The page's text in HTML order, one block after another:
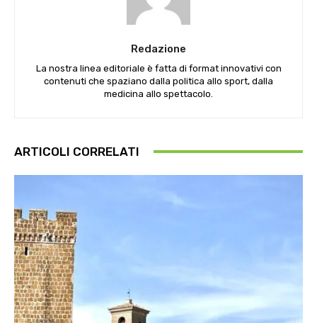
Redazione
La nostra linea editoriale è fatta di format innovativi con
contenuti che spaziano dalla politica allo sport, dalla
medicina allo spettacolo.
ARTICOLI CORRELATI